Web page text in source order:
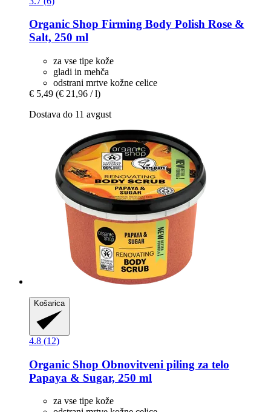
Organic Shop Firming Body Polish Rose &
Salt, 250 ml
za vse tipe kože
gladi in mehča
odstrani mrtve kožne celice
€ 5,49 (€ 21,96 / l)
Dostava do 11 avgust
Košarica
4.8 (12)
Organic Shop Obnovitveni piling za telo
Papaya & Sugar, 250 ml
za vse tipe kože